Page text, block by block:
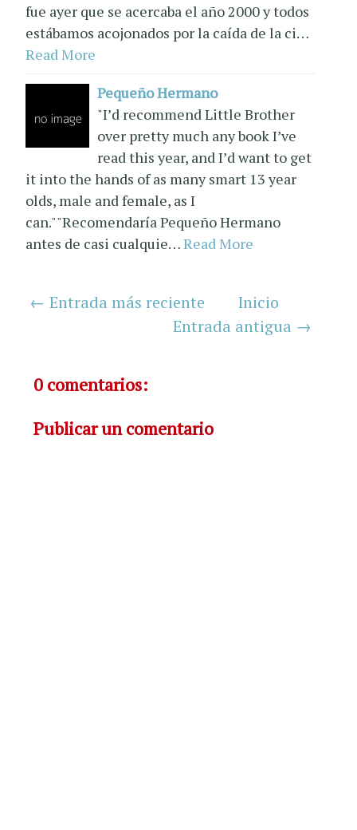
fue ayer que se acercaba el año 2000 y todos
estábamos acojonados por la caída de la ci…
Read More
Pequeño Hermano
"I’d recommend Little Brother
over pretty much any book I’ve
read this year, and I’d want to get
it into the hands of as many smart 13 year
olds, male and female, as I
can.""Recomendaría Pequeño Hermano
antes de casi cualquie…Read More
← Entrada más reciente
Entrada antigua →
Inicio
0 comentarios:
Publicar un comentario